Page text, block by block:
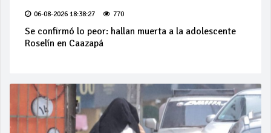
06-08-2026 18:38:27 770
Se confirmó lo peor: hallan muerta a la adolescente
Roselín en Caazapá